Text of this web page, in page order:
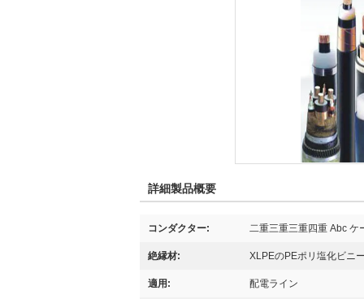
詳細製品概要
コンダクター: 二重三重三重四重 Abc ケ
絶縁材: XLPEのPEポリ塩化ビニ
適用: 配電ライン